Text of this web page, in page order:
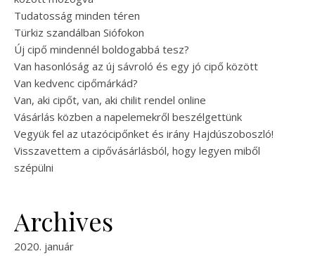
Tudatosság minden téren
Türkiz szandálban Siófokon
Új cipő mindennél boldogabbá tesz?
Van hasonlóság az új sávroló és egy jó cipő között
Van kedvenc cipőmárkád?
Van, aki cipőt, van, aki chilit rendel online
Vásárlás közben a napelemekről beszélgettünk
Vegyük fel az utazócipőnket és irány Hajdúszoboszló!
Visszavettem a cipővásárlásból, hogy legyen miből
szépülni
Archives
2020. január